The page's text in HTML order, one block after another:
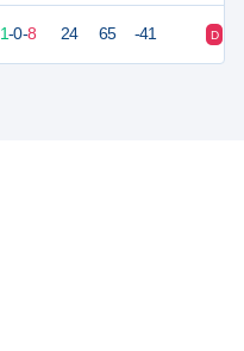
1-0-8 24 65 -41 D